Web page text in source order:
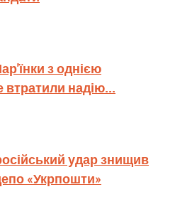
з однією
надію...
удар знищив
«Укрпошти»